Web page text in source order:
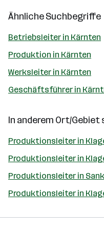
Ähnliche Suchbegriffe
Betriebsleiter in Kärnten
Produktion in Kärnten
Werksleiter in Kärnten
Geschäftsführer in
In anderem Ort/Gebiet
Produktionsleiter in
Produktionsleiter in
Produktionsleiter in
Produktionsleiter in